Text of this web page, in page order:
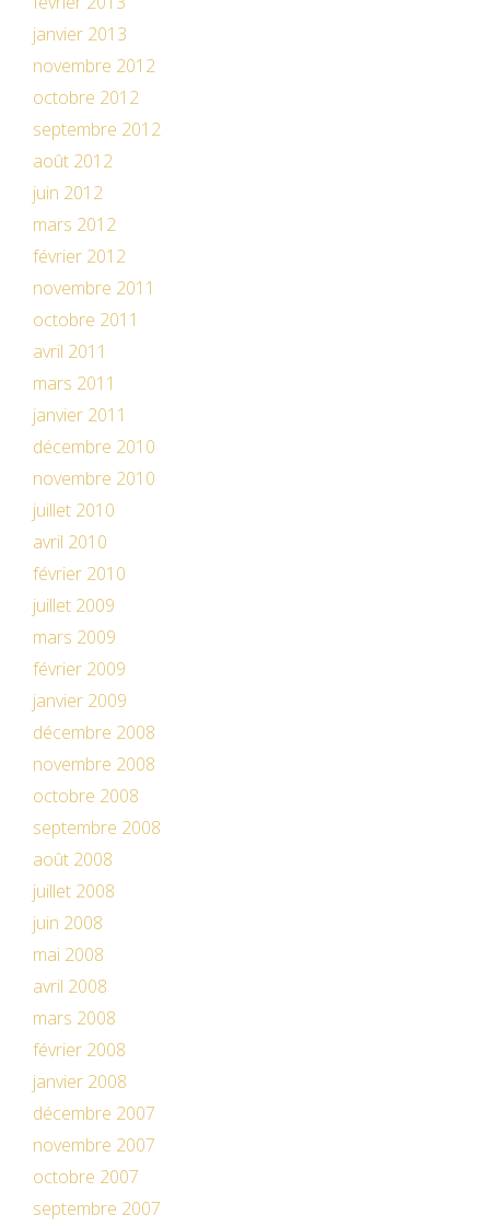
janvier 2013
novembre 2012
octobre 2012
septembre 2012
août 2012
juin 2012
mars 2012
février 2012
novembre 2011
octobre 2011
avril 2011
mars 2011
janvier 2011
décembre 2010
novembre 2010
juillet 2010
avril 2010
février 2010
juillet 2009
mars 2009
février 2009
janvier 2009
décembre 2008
novembre 2008
octobre 2008
septembre 2008
août 2008
juillet 2008
juin 2008
mai 2008
avril 2008
mars 2008
février 2008
janvier 2008
décembre 2007
novembre 2007
octobre 2007
septembre 2007